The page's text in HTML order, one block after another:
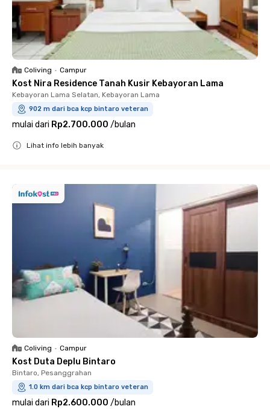
Coliving • Campur
Kost Nira Residence Tanah Kusir Kebayoran Lama
Kebayoran Lama Selatan, Kebayoran Lama
902 m dari bca kcp bintaro veteran
mulai dari Rp2.700.000 /bulan
Lihat info lebih banyak
Coliving • Campur
Kost Duta Deplu Bintaro
Bintaro, Pesanggrahan
1.0 km dari bca kcp bintaro veteran
mulai dari Rp2.600.000 /bulan